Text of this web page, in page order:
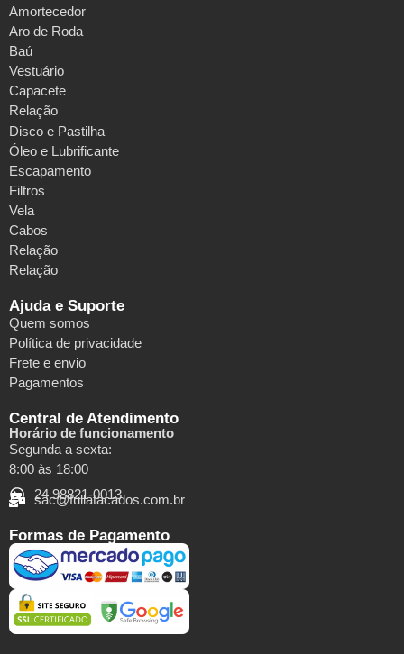
Amortecedor
Aro de Roda
Baú
Vestuário
Capacete
Relação
Disco e Pastilha
Óleo e Lubrificante
Escapamento
Filtros
Vela
Cabos
Relação
Relação
Ajuda e Suporte
Quem somos
Política de privacidade
Frete e envio
Pagamentos
Central de Atendimento
Horário de funcionamento
Segunda a sexta:
8:00 às 18:00
24 98821-0013
sac@fullatacados.com.br
Formas de Pagamento